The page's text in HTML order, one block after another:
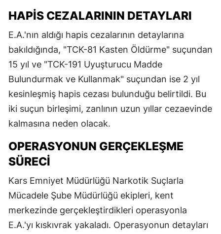
HAPIS CEZALARININ DETAYLARI
E.A.'nın aldığı hapis cezalarının detaylarına
bakıldığında, "TCK-81 Kasten Öldürme" suçundan
15 yıl ve "TCK-191 Uyuşturucu Madde
Bulundurmak ve Kullanmak" suçundan ise 2 yıl
kesinleşmiş hapis cezası bulunduğu belirtildi. Bu
iki suçun birleşimi, zanlının uzun yıllar cezaevinde
kalmasına neden olacak.
OPERASYONUN GERÇEKLEŞME
SÜRECI
Kars Emniyet Müdürlüğü Narkotik Suçlarla
Mücadele Şube Müdürlüğü ekipleri, kent
merkezinde gerçekleştirdikleri operasyonla
E.A.'yı kıskıvrak yakaladı. Operasyonun detayları